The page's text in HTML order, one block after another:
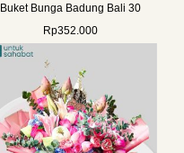
Buket Bunga Badung Bali 30
Rp352.000